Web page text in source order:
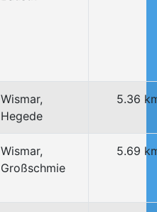
Wismar,
Hegede
5.36
Wismar,
Großschmie
5.69